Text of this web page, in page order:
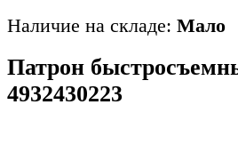
Наличие на складе: Мало
Патрон
4932430223